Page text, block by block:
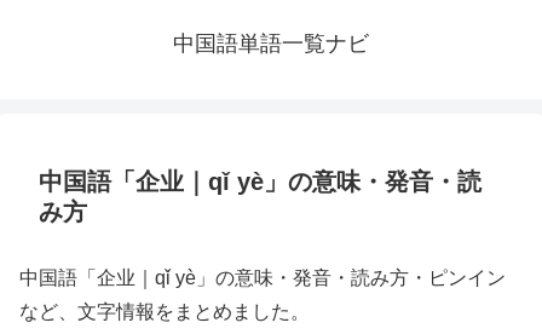
中国語単語一覧ナビ
中国語「企业｜qǐ yè」の意味・発音・読
み方
中国語「企业｜qǐ yè」の意味・発音・読み方・ピンイン
など、文字情報をまとめました。